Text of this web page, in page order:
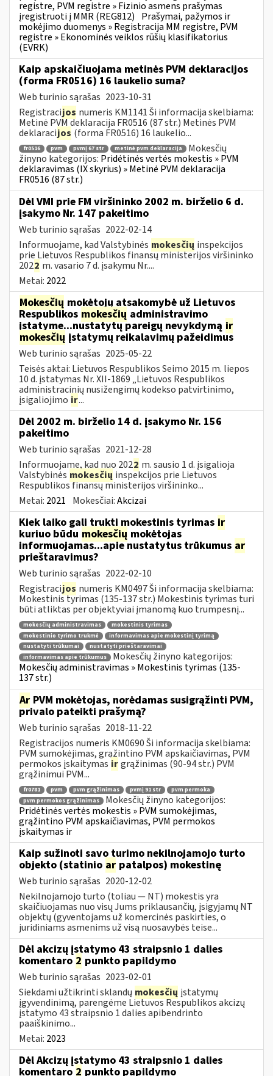
registre, PVM registre » Fizinio asmens prašymas
įregistruoti į MMR (REG812) Prašymai, pažymos ir
mokėjimo duomenys » Registracija MM registre, PVM
registre » Ekonominės veiklos rūšių klasifikatorius
(EVRK)
Kaip apskaičiuojama metinės PVM deklaracijos
(forma FR0516) 16 laukelio suma?
Web turinio sąrašas 2023-10-31
Registracijos numeris KM1141 Ši informacija skelbiama:
Metinė PVM deklaracija FR0516 (87 str.) Metinės PVM
deklaracijos (forma FR0516) 16 laukelio...
fr0516 pvm pvmį 67 str metinė pvm deklaracija
Mokesčių
žinyno kategorijos: Pridėtinės vertės mokestis » PVM
deklaravimas (IX skyrius) » Metinė PVM deklaracija
FR0516 (87 str.)
Dėl VMI prie FM viršininko 2002 m. birželio 6 d.
įsakymo Nr. 147 pakeitimo
Web turinio sąrašas 2022-02-14
Informuojame, kad Valstybinės mokesčių inspekcijos
prie Lietuvos Respublikos finansų ministerijos viršininko
2022 m. vasario 7 d. įsakymu Nr....
Metai: 2022
Mokesčių mokėtojų atsakomybė už Lietuvos
Respublikos mokesčių administravimo
įstatyme...nustatytų pareigų nevykdymą ir
mokesčių įstatymų reikalavimų pažeidimus
Web turinio sąrašas 2025-05-22
Teisės aktai: Lietuvos Respublikos Seimo 2015 m. liepos
10 d. įstatymas Nr. XII-1869 „Lietuvos Respublikos
administracinių nusižengimų kodekso patvirtinimo,
įsigaliojimo ir...
Dėl 2002 m. birželio 14 d. įsakymo Nr. 156
pakeitimo
Web turinio sąrašas 2021-12-28
Informuojame, kad nuo 2022 m. sausio 1 d. įsigalioja
Valstybinės mokesčių inspekcijos prie Lietuvos
Respublikos finansų ministerijos viršininko...
Metai: 2021 Mokesčiai:Akcizai
Kiek laiko gali trukti mokestinis tyrimas ir
kuriuo būdu mokesčių mokėtojas
informuojamas...apie nustatytus trūkumus ar
prieštaravimus?
Web turinio sąrašas 2022-02-10
Registracijos numeris KM0497 Ši informacija skelbiama:
Mokestinis tyrimas (135-137 str.) Mokestinis tyrimas turi
būti atliktas per objektyviai įmanomą kuo trumpesnį...
mokesčių administravimas
mokestinis tyrimas
mokestinio tyrimo trukmė
informavimas apie mokestinį tyrimą
nustatyti trūkumai
nustatyti prieštaravimai
informavimas apie trūkumus
Mokesčių žinyno kategorijos:
Mokesčių administravimas » Mokestinis tyrimas (135-
137 str.)
Ar PVM mokėtojas, norėdamas susigrąžinti PVM,
privalo pateikti prašymą?
Web turinio sąrašas 2018-11-22
Registracijos numeris KM0690 Ši informacija skelbiama:
PVM sumokėjimas, grąžintino PVM apskaičiavimas, PVM
permokos įskaitymas irgrąžinimas (90-94 str.) PVM
grąžinimui PVM...
fr0781 pvm pvm grąžinimas pvmį 91 str
pvm permoka
pvm permokos grąžinimas
Mokesčių žinyno kategorijos:
Pridėtinės vertės mokestis » PVM sumokėjimas,
grąžintino PVM apskaičiavimas, PVM permokos
įskaitymas ir
Kaip sužinoti savo turimo nekilnojamojo turto
objekto (statinio ar patalpos) mokestinę
Web turinio sąrašas 2020-12-02
Nekilnojamojo turto (toliau ― NT) mokestis yra
skaičiuojamas nuo visų Jums priklausančių, įsigyjamų NT
objektų (gyventojams už komercinės paskirties, o
juridiniams asmenims už visą nuosavybės teise...
Dėl akcizų įstatymo 43 straipsnio 1 dalies
komentaro 2 punkto papildymo
Web turinio sąrašas 2023-02-01
Siekdami užtikrinti sklandų mokesčių įstatymų
įgyvendinimą, parengėme Lietuvos Respublikos akcizų
įstatymo 43 straipsnio 1 dalies apibendrinto
paaiškinimo...
Metai: 2023
Dėl Akcizų įstatymo 43 straipsnio 1 dalies
komentaro 2 punkto papildymo